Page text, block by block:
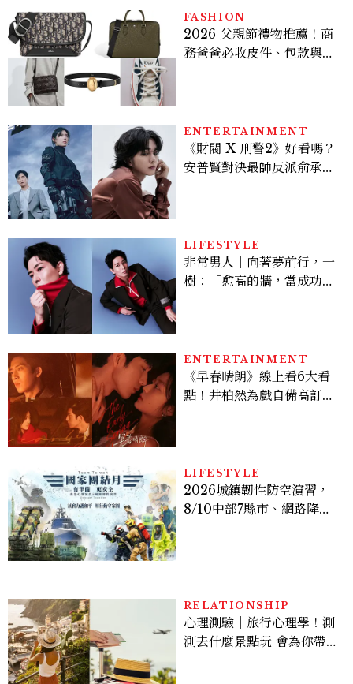
FASHION
2026 父親節禮物推薦！商
務爸爸必收皮件、包款與鞋
ENTERTAINMENT
《財閥 X 刑警2》好看嗎？
安普賢對決最帥反派俞承
多大？
LIFESTYLE
非常男人｜向著夢前行，一
樹：「愈高的牆，當成功爬
ENTERTAINMENT
《早春晴朗》線上看6大看
點！井柏然為戲自備高訂，
LIFESTYLE
2026城鎮韌性防空演習，
8/10中部7縣市、網路降速
RELATIONSHIP
心理測驗｜旅行心理學！測
測去什麼景點玩 會為你帶來